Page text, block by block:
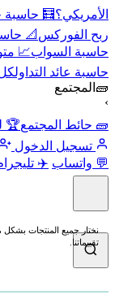
الأمريكي؟🧮 حاسبة
ربح الفوركس 📐
حاسبة السواب📈
حاسبة عائد التداولكل
🧱المجتمع
🧱 حائط المجتمع🏆
تسجيل الدخول
💬 واتساب ✈️ تليجرام
نختار جميع المنتجات
تقييماتنا.